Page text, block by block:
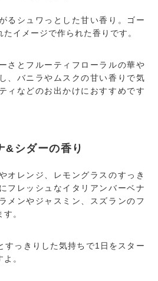
るシュワっとした甘い香り。ゴー
イメージで作られた香りです。
さとフルーティフローラルの華や
、バニラやムスクの甘い香りで気
ィなどのお出かけにおすすめです
&シダーの香り
オレンジ、レモングラスのすっき
フレッシュなイタリアンバーベナ
メンやジャスミン、スズランのフ
。
すっきりした気持ちで1日をスター
。